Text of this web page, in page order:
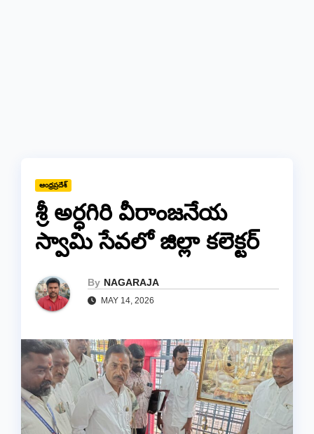
ఆంధ్రప్రదేశ్
శ్రీ అర్ధగిరి వీరాంజనేయ
స్వామి సేవలో జిల్లా కలెక్టర్
By NAGARAJA
MAY 14, 2026